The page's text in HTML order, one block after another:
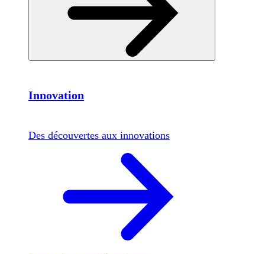
Innovation
Des découvertes aux innovations